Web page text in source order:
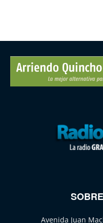
Avenida Juan